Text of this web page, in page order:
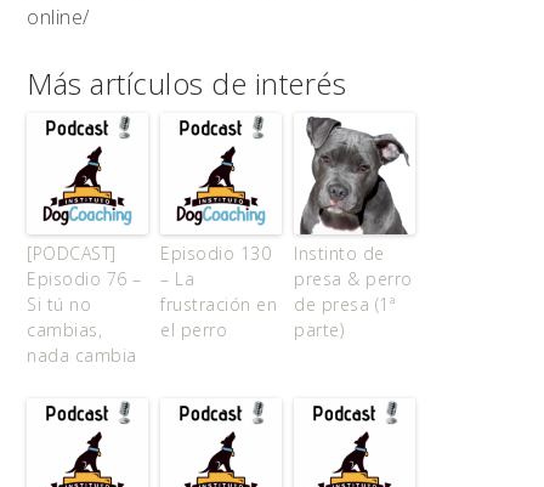
online/
Más artículos de interés
[PODCAST]
Episodio 76 –
Si tú no
cambias,
nada cambia
Episodio 130
– La
frustración en
el perro
Instinto de
presa & perro
de presa (1ª
parte)